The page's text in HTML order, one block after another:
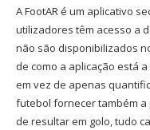
A FootAR é um aplicativo
utilizadores têm acesso a
não são disponibilizados
de como a aplicação está
em vez de apenas
futebol fornecer também a
de resultar em golo, tudo